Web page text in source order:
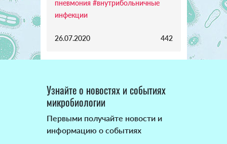
пневмония #внутрибольничные
инфекции
26.07.2020 442
Узнайте о новостях и событиях
микробиологии
Первыми получайте новости и
информацию о событиях